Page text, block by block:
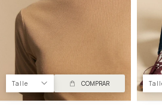
Talle COMPRAR